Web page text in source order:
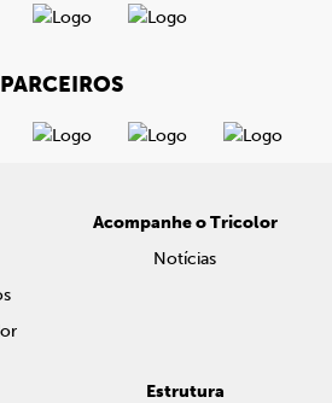
PARCEIROS
Acompanhe o Tricolor
Notícias
Estrutura